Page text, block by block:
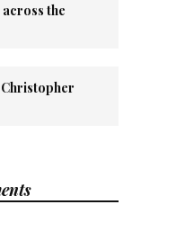
the
Christopher